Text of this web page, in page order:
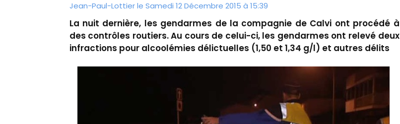
Jean-Paul-Lottier le Samedi 12 Décembre 2015 à 15:39
La nuit dernière, les gendarmes de la compagnie de Calvi ont procédé à
des contrôles routiers. Au cours de celui-ci, les gendarmes ont relevé deux
infractions pour alcoolémies délictuelles (1,50 et 1,34 g/l) et autres délits